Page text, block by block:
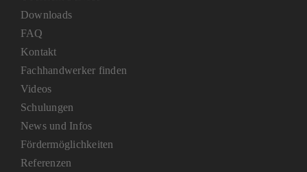
Downloads
FAQ
Kontakt
Fachhandwerker finden
Videos
Schulungen
News und Infos
Fördermöglichkeiten
Referenzen